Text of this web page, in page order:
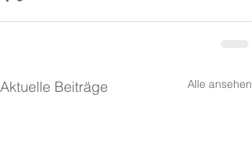
Aktuelle Beiträge Alle ansehen